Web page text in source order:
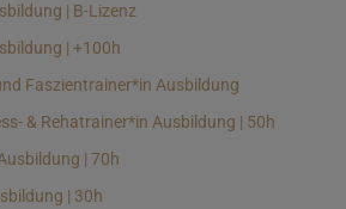
| B-Lizenz
| +100h
Faszientrainer*in Ausbildung
& Rehatrainer*in Ausbildung | 50h
| 70h
| 30h